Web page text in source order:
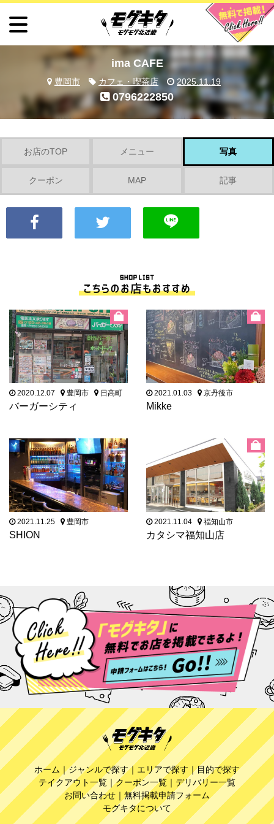
ima CAFE
豊岡市 カフェ・喫茶店 2025.11.19
0796222850
お店のTOP メニュー 写真
クーポン MAP 記事
2020.12.07 豊岡市 日高町
バーガーシティ
2021.01.03 京丹後市
Mikke
2021.11.25 豊岡市
SHION
2021.11.04 福知山市
カタシマ福知山店
ホーム ｜ジャンルで探す｜ エリアで探す ｜目的で探す
テイクアウト一覧 ｜クーポン一覧 ｜ デリバリー一覧
お問い合わせ ｜ 無料掲載申請フォーム
モグキタについて